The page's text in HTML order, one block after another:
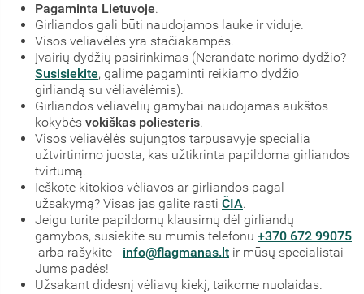
Pagaminta Lietuvoje.
Girliandos gali būti naudojamos lauke ir viduje.
Visos vėliavėlės yra stačiakampės.
Įvairių dydžių pasirinkimas (Nerandate norimo dydžio?
Susisiekite, galime pagaminti reikiamo dydžio
girliandą su vėliavėlėmis).
Girliandos vėliavėlių gamybai naudojamas aukštos
kokybės vokiškas poliesteris.
Visos vėliavėlės sujungtos tarpusavyje specialia
užtvirtinimo juosta, kas užtikrinta papildoma girliandos
tvirtumą.
Ieškote kitokios vėliavos ar girliandos pagal
užsakymą? Visas jas galite rasti ČIA.
Jeigu turite papildomų klausimų dėl girliandų
gamybos, susiekite su mumis telefonu +370 672 99075
arba rašykite - info@flagmanas.lt ir mūsų specialistai
Jums padės!
Užsakant didesnį vėliavų kiekį, taikome nuolaidas.